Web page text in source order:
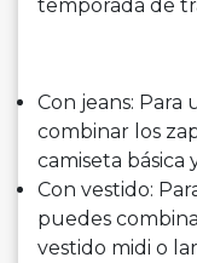
temporada de
Con jeans: Para
combinar los
camiseta básica
Con vestido:
puedes
vestido midi o